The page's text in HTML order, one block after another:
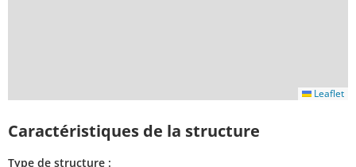
Leaflet
Caractéristiques de la structure
Type de structure :